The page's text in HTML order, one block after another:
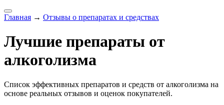
Главная → Отзывы о препаратах и средствах
Лучшие препараты от
алкоголизма
Список эффективных препаратов и средств от алкоголизма на
основе реальных отзывов и оценок покупателей.